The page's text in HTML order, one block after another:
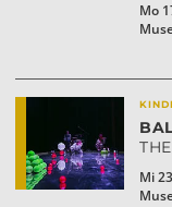
Mo
Mi